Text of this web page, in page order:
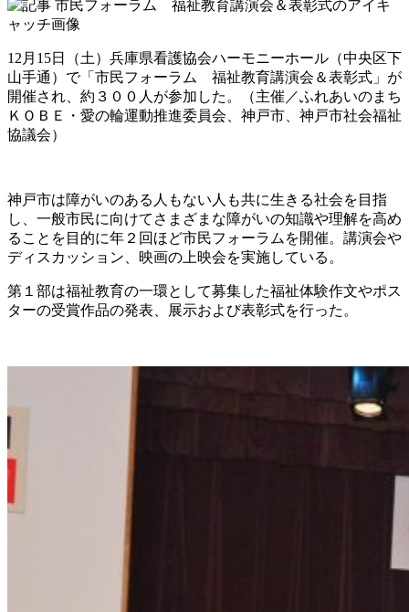
12月15日（土）兵庫県看護協会ハーモニーホール（中央区下
山手通）で「市民フォーラム 福祉教育講演会＆表彰式」が
開催され、約３００人が参加した。（主催／ふれあいのまち
ＫＯＢＥ・愛の輪運動推進委員会、神戸市、神戸市社会福祉
協議会）
神戸市は障がいのある人もない人も共に生きる社会を目指
し、一般市民に向けてさまざまな障がいの知識や理解を高め
ることを目的に年２回ほど市民フォーラムを開催。講演会や
ディスカッション、映画の上映会を実施している。
第１部は福祉教育の一環として募集した福祉体験作文やポス
ターの受賞作品の発表、展示および表彰式を行った。